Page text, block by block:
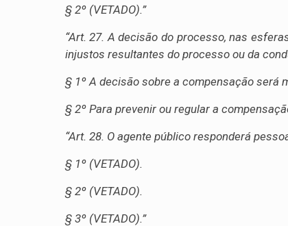
§ 2º (VETADO).”
“Art. 27. A decisão do processo, nas
injustos resultantes do processo ou da
§ 1º A decisão sobre a compensação será
§ 2º Para prevenir ou regular a
“Art. 28. O agente público responderá
§ 1º (VETADO).
§ 2º (VETADO).
§ 3º (VETADO).”